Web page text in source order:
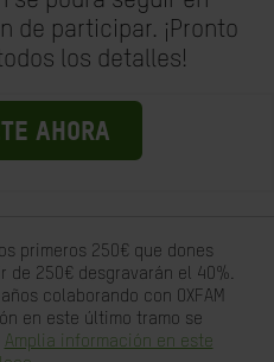
de participar. ¡Pronto
los detalles!
AHORA
primeros 250€ que dones
de 250€ desgravarán el 40%.
colaborando con OXFAM
en este último tramo se
Amplia información en este